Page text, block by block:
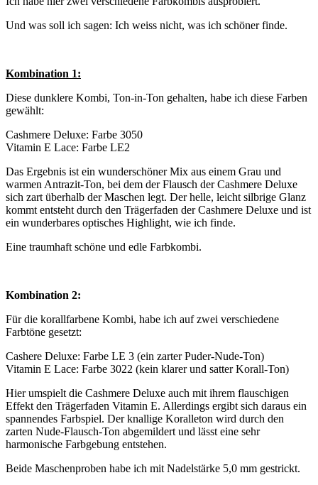
Und was soll ich sagen: Ich weiss nicht, was ich schöner finde.
Kombination 1:
Diese dunklere Kombi, Ton-in-Ton gehalten, habe ich diese Farben
gewählt:
Cashmere Deluxe: Farbe 3050
Vitamin E Lace: Farbe LE2
Das Ergebnis ist ein wunderschöner Mix aus einem Grau und
warmen Antrazit-Ton, bei dem der Flausch der Cashmere Deluxe
sich zart überhalb der Maschen legt. Der helle, leicht silbrige Glanz
kommt entsteht durch den Trägerfaden der Cashmere Deluxe und ist
ein wunderbares optisches Highlight, wie ich finde.
Eine traumhaft schöne und edle Farbkombi.
Kombination 2:
Für die korallfarbene Kombi, habe ich auf zwei verschiedene
Farbtöne gesetzt:
Cashere Deluxe: Farbe LE 3 (ein zarter Puder-Nude-Ton)
Vitamin E Lace: Farbe 3022 (kein klarer und satter Korall-Ton)
Hier umspielt die Cashmere Deluxe auch mit ihrem flauschigen
Effekt den Trägerfaden Vitamin E. Allerdings ergibt sich daraus ein
spannendes Farbspiel. Der knallige Koralleton wird durch den
zarten Nude-Flausch-Ton abgemildert und lässt eine sehr
harmonische Farbgebung entstehen.
Beide Maschenproben habe ich mit Nadelstärke 5,0 mm gestrickt.